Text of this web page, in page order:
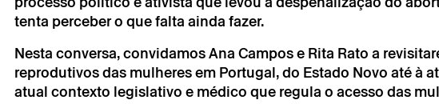
tenta perceber o que falta ainda fazer.
Nesta conversa, convidamos Ana Campos e Rita Rato a
reprodutivos das mulheres em Portugal, do Estado Novo até à
atual contexto legislativo e médico que regula o acesso das
Os seus dados pessoais serão
seu consentimento.
Ao submeter os seus dados,
de Privacidade.